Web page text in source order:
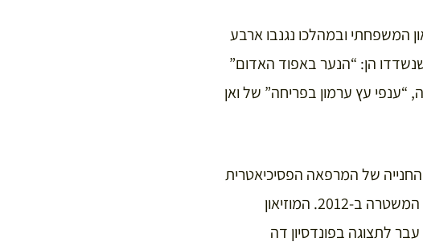
העירוני הואצו בעקבות שוד מזוין שבוצע ב-2008 במוזיאון המשפחתי ובמהלכו נגנבו ארבע
התמונות שנשדדו הן: “הנער באפוד האדום”
“ענפי עץ ערמון בפריחה” של ואן
של המרפאה הפסיכיאטרית
האוניברסיטאית של ציריך, שתי האחרות נמצאו בבלגרד בפשיטה שערכו כוחות המשטרה ב-2012. המוזיאון
באמצעי בטיחות משוכללים, נסגר ב-2015 והאוסף עבר לתצוגה בפונדסיון דה